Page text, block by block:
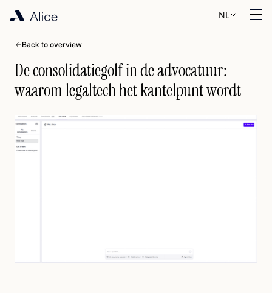
NL
Back to overview
De consolidatiegolf in de advocatuur:
waarom legaltech het kantelpunt wordt